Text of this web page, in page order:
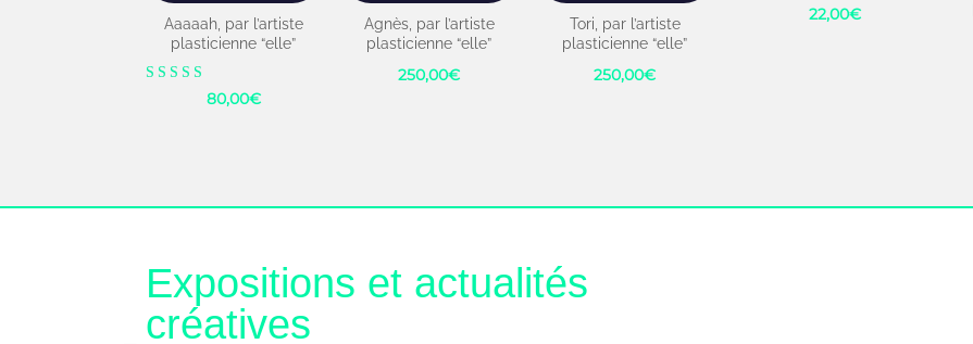
Aaaaah, par l’artiste
plasticienne “elle”
Note80,00€
Agnès, par l’artiste
plasticienne “elle”
250,00€
Tori, par l’artiste
plasticienne “elle”
250,00€
22,00€
Expositions et actualités
créatives